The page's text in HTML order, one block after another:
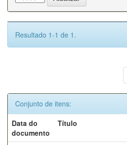
Resultado 1-1 de 1.
Conjunto de itens:
Data do
documento
Título